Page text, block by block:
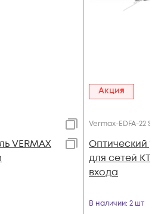
VERMAX
Акция
Vermax-EDFA-22 S
Оптический
для сетей
входа
В наличии: 2 шт